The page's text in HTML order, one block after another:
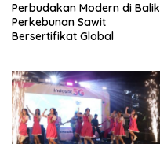
Perbudakan Modern di Balik
Perkebunan Sawit
Bersertifikat Global